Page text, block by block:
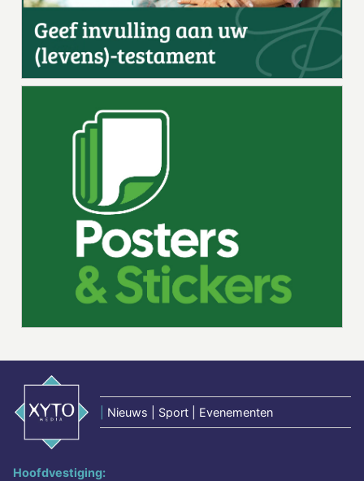
Nieuws | Sport | Evenementen
Hoofdvestiging: